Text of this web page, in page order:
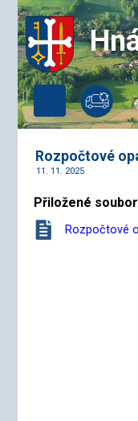
Rozpočtové
11. 11. 2025
Přiložené
Rozpočtové